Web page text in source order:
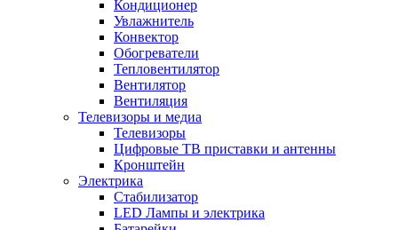
Кондиционер
Увлажнитель
Конвектор
Обогреватели
Тепловентилятор
Вентилятор
Вентиляция
Телевизоры и медиа
Телевизоры
Цифровые ТВ приставки и антенны
Кронштейн
Электрика
Стабилизатор
LED Лампы и электрика